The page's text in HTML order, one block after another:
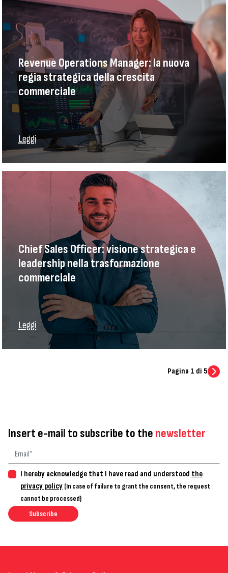
Revenue Operations Manager: la nuova
regia strategica della crescita
commerciale
Leggi
Chief Sales Officer: visione strategica e
leadership nella trasformazione
commerciale
Leggi
Pagina 1 di 5
Insert e-mail to subscribe to the newsletter
I hereby acknowledge that I have read and understood the
privacy policy (In case of failure to grant the consent, the request
cannot be processed)
Subscribe